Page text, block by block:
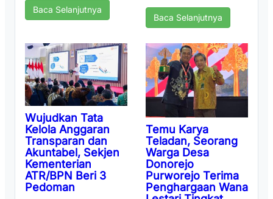
Baca Selanjutnya
Baca Selanjutnya
Wujudkan Tata
Kelola Anggaran
Transparan dan
Akuntabel, Sekjen
Kementerian
ATR/BPN Beri 3
Pedoman
Temu Karya
Teladan, Seorang
Warga Desa
Donorejo
Purworejo Terima
Penghargaan Wana